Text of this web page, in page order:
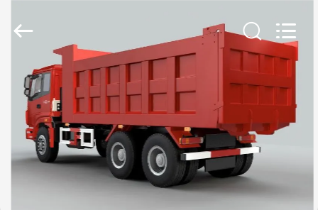
বাড়ি
পণ্য
আমাদের
সম্পর্কে
CO.,
LTD..